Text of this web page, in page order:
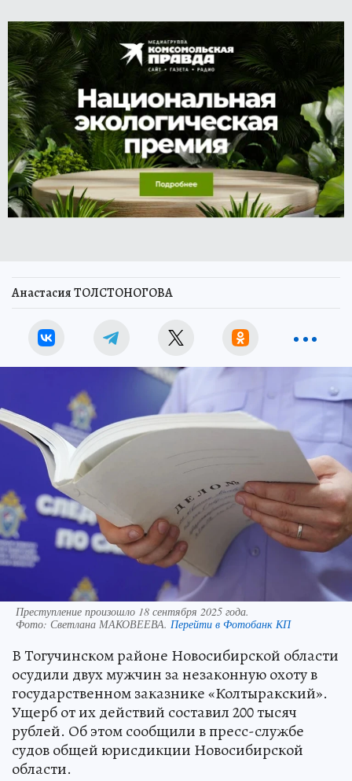
Анастасия ТОЛСТОНОГОВА
Преступление произошло 18 сентября 2025 года.
Фото: Светлана МАКОВЕЕВА. Перейти в Фотобанк КП
В Тогучинском районе Новосибирской области
осудили двух мужчин за незаконную охоту в
государственном заказнике «Колтыракский».
Ущерб от их действий составил 200 тысяч
рублей. Об этом сообщили в пресс-службе
судов общей юрисдикции Новосибирской
области.